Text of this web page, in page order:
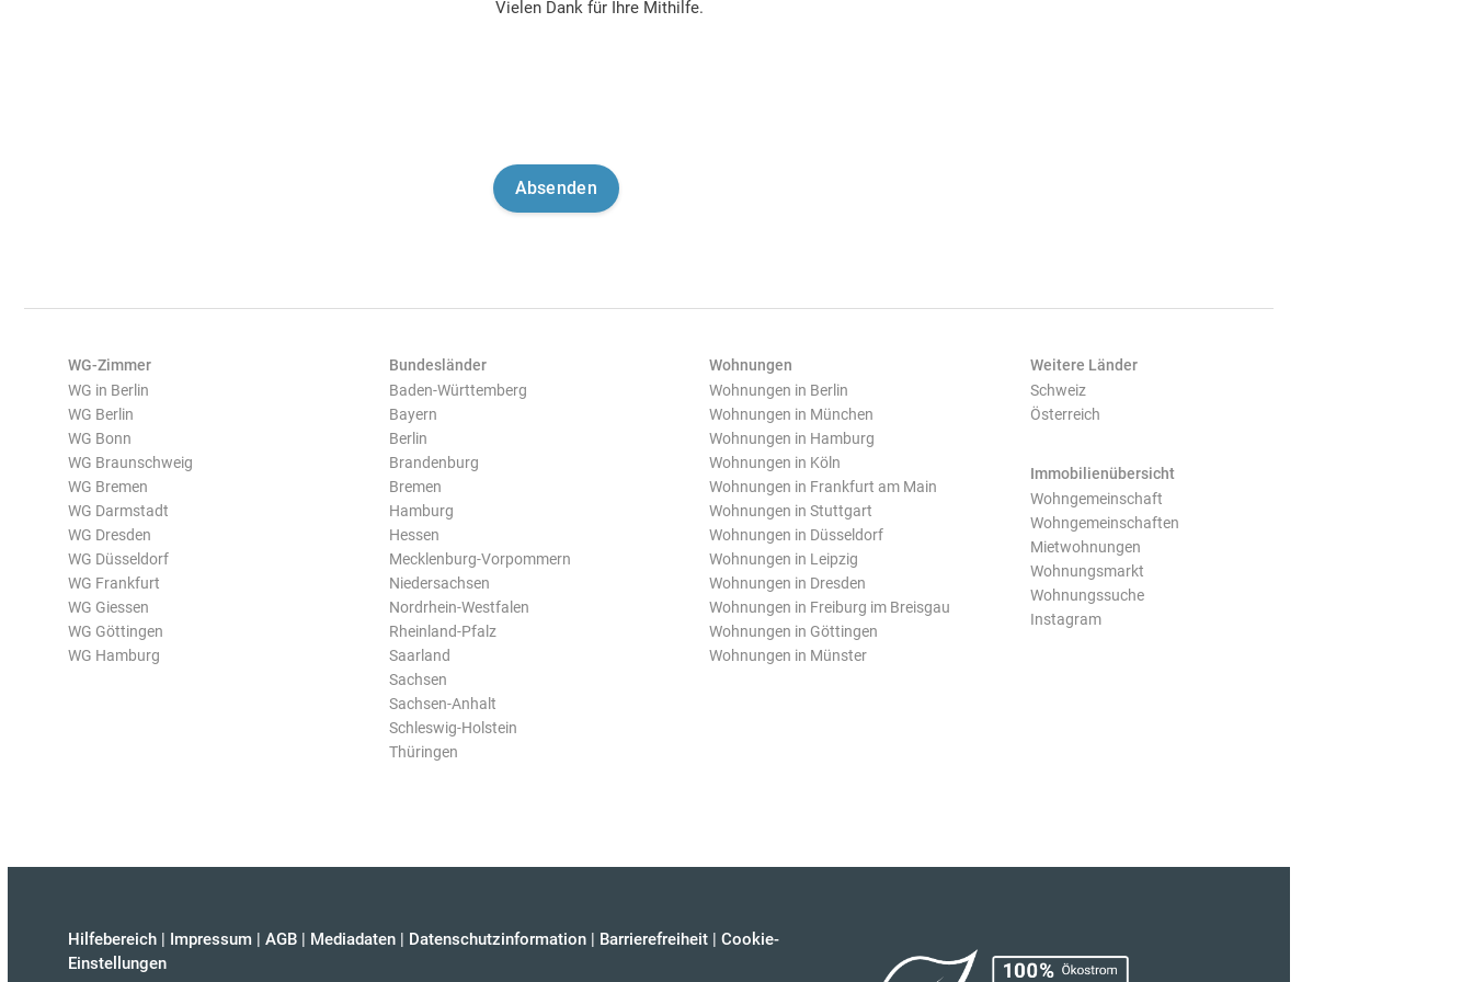
Vielen Dank für Ihre Mithilfe.
WG-Zimmer
WG in Berlin
WG Berlin
WG Bonn
WG Braunschweig
WG Bremen
WG Darmstadt
WG Dresden
WG Düsseldorf
WG Frankfurt
WG Giessen
WG Göttingen
WG Hamburg
Bundesländer
Baden-Württemberg
Bayern
Berlin
Brandenburg
Bremen
Hamburg
Hessen
Mecklenburg-Vorpommern
Niedersachsen
Nordrhein-Westfalen
Rheinland-Pfalz
Saarland
Sachsen
Sachsen-Anhalt
Schleswig-Holstein
Thüringen
Wohnungen
Wohnungen in Berlin
Wohnungen in München
Wohnungen in Hamburg
Wohnungen in Köln
Wohnungen in Frankfurt am Main
Wohnungen in Stuttgart
Wohnungen in Düsseldorf
Wohnungen in Leipzig
Wohnungen in Dresden
Wohnungen in Freiburg im Breisgau
Wohnungen in Göttingen
Wohnungen in Münster
Weitere Länder
Schweiz
Österreich
Immobilienübersicht
Wohngemeinschaft
Wohngemeinschaften
Mietwohnungen
Wohnungsmarkt
Wohnungssuche
Instagram
Hilfebereich | Impressum | AGB | Mediadaten | Datenschutzinformation | Barrierefreiheit | Cookie-
Einstellungen